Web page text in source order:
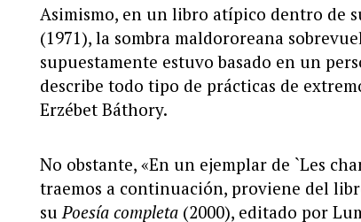
Asimismo, en un libro atípico dentro de
(1971), la sombra maldororeana
supuestamente estuvo basado en un
describe todo tipo de prácticas de
Erzébet Báthory.
No obstante, «En un ejemplar de `Les
traemos a continuación, proviene del
suPoesía completa (2000), editado por